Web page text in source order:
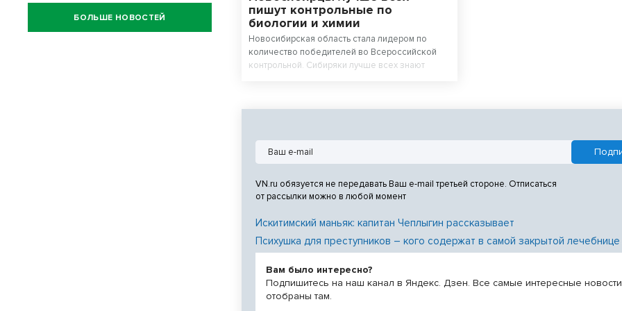
пишут контрольные по
биологии и химии
Новосибирская область стала лидером по
количество победителей во Всероссийской
контрольной. Сибиряки лучше всех знают
VN.ru обязуется не передавать Ваш e-mail третьей стороне. Отписаться
от рассылки можно в любой момент
Искитимский маньяк: капитан Чеплыгин рассказывает
Психушка для преступников – кого содержат в самой закрытой
Вам было интересно?
Подпишитесь на наш канал в Яндекс. Дзен. Все самые интересные новости
отобраны там.
БОЛЬШЕ НОВОСТЕЙ